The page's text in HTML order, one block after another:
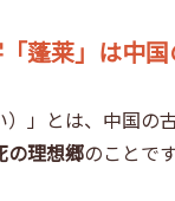
蓬莱」は中
）」とは、中国の
の理想郷のことです